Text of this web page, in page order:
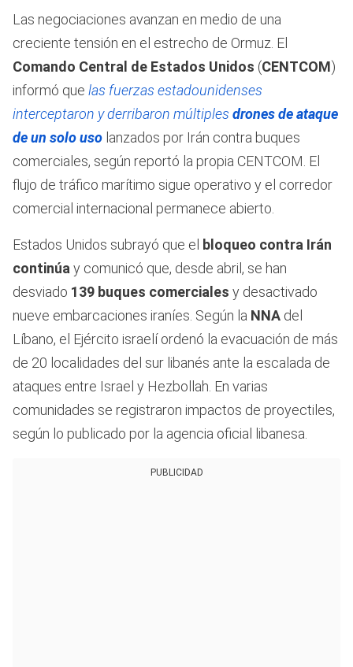
Las negociaciones avanzan en medio de una
creciente tensión en el estrecho de Ormuz. El
Comando Central de Estados Unidos (CENTCOM)
informó que las fuerzas estadounidenses
interceptaron y derribaron múltiples drones de ataque
de un solo uso lanzados por Irán contra buques
comerciales, según reportó la propia CENTCOM. El
flujo de tráfico marítimo sigue operativo y el corredor
comercial internacional permanece abierto.
Estados Unidos subrayó que el bloqueo contra Irán
continúa y comunicó que, desde abril, se han
desviado 139 buques comerciales y desactivado
nueve embarcaciones iraníes. Según la NNA del
Líbano, el Ejército israelí ordenó la evacuación de más
de 20 localidades del sur libanés ante la escalada de
ataques entre Israel y Hezbollah. En varias
comunidades se registraron impactos de proyectiles,
según lo publicado por la agencia oficial libanesa.
PUBLICIDAD